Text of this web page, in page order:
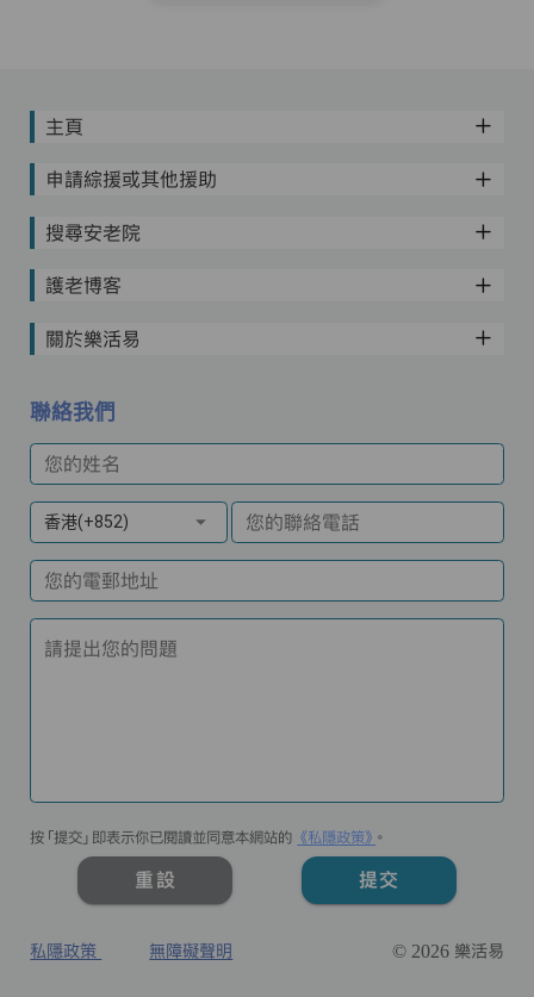
主頁
申請綜援或其他援助
搜尋安老院
護老博客
關於樂活易
聯絡我們
您的姓名
香港(+852) 您的聯絡電話
您的電郵地址
請提出您的問題
按「提交」即表示你已閱讀並同意本網站的 《私隱政策》 。
重設 提交
私隱政策 無障礙聲明 © 2026 樂活易